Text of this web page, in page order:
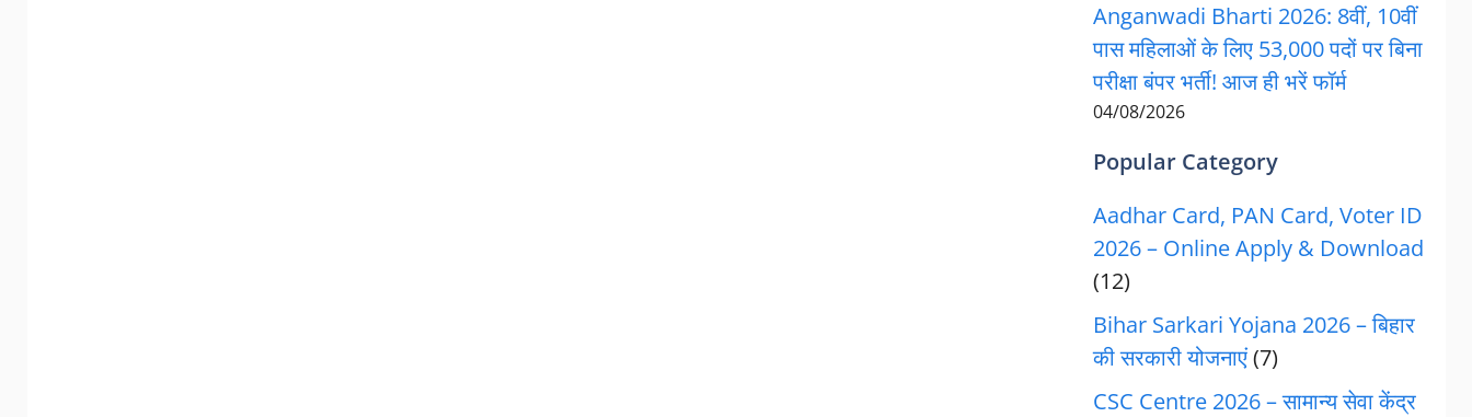
Anganwadi Bharti 2026: 8वीं, 10वीं
पास महिलाओं के लिए 53,000 पदों पर बिना
परीक्षा बंपर भर्ती! आज ही भरें फॉर्म
04/08/2026
Popular Category
Aadhar Card, PAN Card, Voter ID
2026 – Online Apply & Download
(12)
Bihar Sarkari Yojana 2026 – बिहार
की सरकारी योजनाएं(7)
CSC Centre 2026 – सामान्य सेवा केंद्र